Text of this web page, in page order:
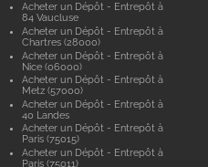
Acheter un Dépôt - Entrepôt à
84 Vaucluse
Acheter un Dépôt - Entrepôt à
Chartres (28000)
Acheter un Dépôt - Entrepôt à
Nice (06000)
Acheter un Dépôt - Entrepôt à
Metz (57000)
Acheter un Dépôt - Entrepôt à
40 Landes
Acheter un Dépôt - Entrepôt à
Paris (75015)
Acheter un Dépôt - Entrepôt à
Paris (75011)